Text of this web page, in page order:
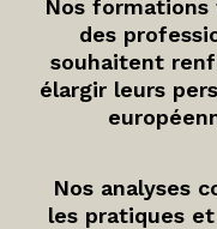
Nos
des
souhaitent
élargir leurs
Nos analyses
les pratiques